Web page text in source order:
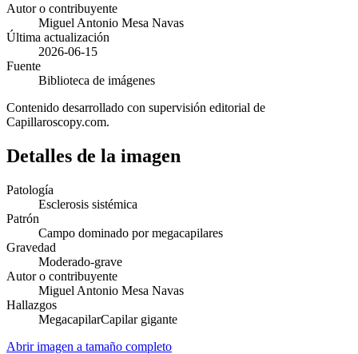
Autor o contribuyente
Miguel Antonio Mesa Navas
Última actualización
2026-06-15
Fuente
Biblioteca de imágenes
Contenido desarrollado con supervisión editorial de
Capillaroscopy.com.
Detalles de la imagen
Patología
Esclerosis sistémica
Patrón
Campo dominado por megacapilares
Gravedad
Moderado-grave
Autor o contribuyente
Miguel Antonio Mesa Navas
Hallazgos
MegacapilarCapilar gigante
Abrir imagen a tamaño completo